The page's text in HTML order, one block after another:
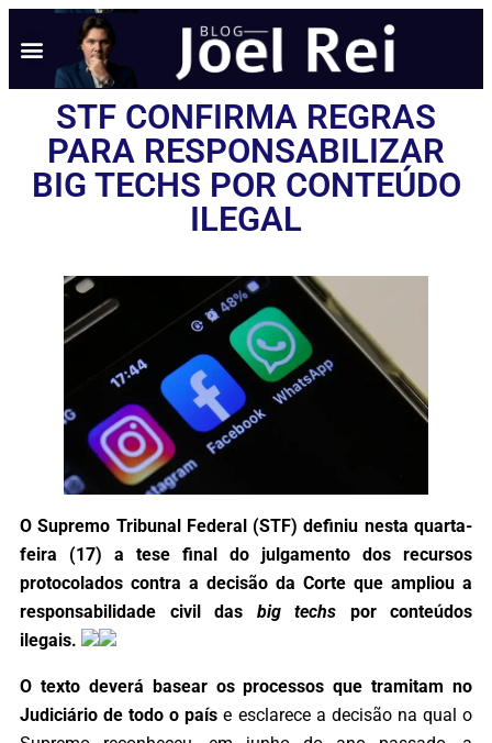
STF CONFIRMA REGRAS
PARA RESPONSABILIZAR
BIG TECHS POR CONTEÚDO
ILEGAL
O Supremo Tribunal Federal (STF) definiu nesta quarta-
feira (17) a tese final do julgamento dos recursos
protocolados contra a decisão da Corte que ampliou a
responsabilidade civil das big techs por conteúdos
ilegais.
O texto deverá basear os processos que tramitam no
Judiciário de todo o país e esclarece a decisão na qual o